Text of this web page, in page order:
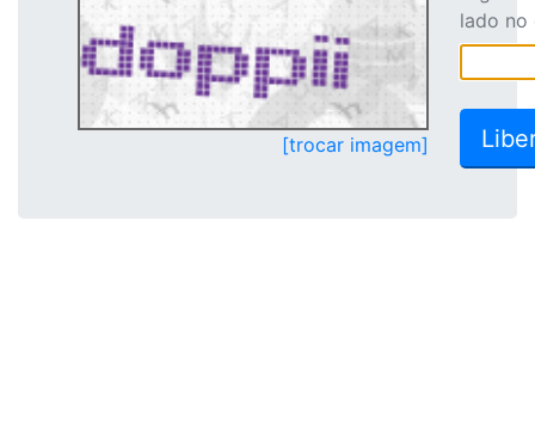
[trocar imagem]
lado no